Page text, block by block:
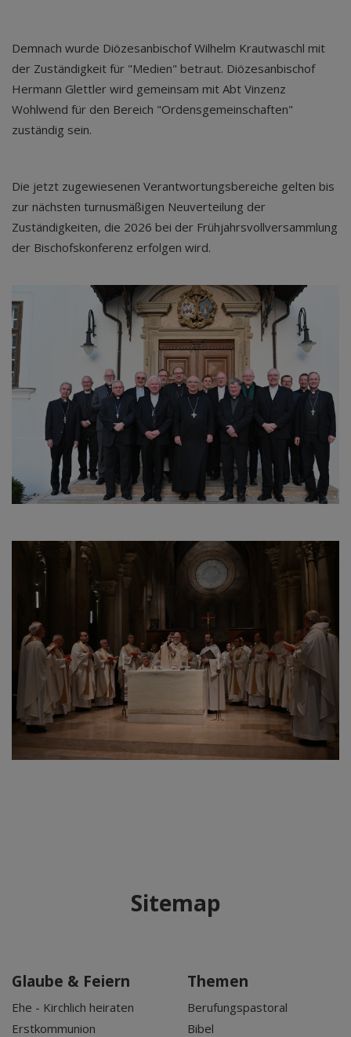
Demnach wurde Diözesanbischof Wilhelm Krautwaschl mit
der Zuständigkeit für "Medien" betraut. Diözesanbischof
Hermann Glettler wird gemeinsam mit Abt Vinzenz
Wohlwend für den Bereich "Ordensgemeinschaften"
zuständig sein.
Die jetzt zugewiesenen Verantwortungsbereiche gelten bis
zur nächsten turnusmäßigen Neuverteilung der
Zuständigkeiten, die 2026 bei der Frühjahrsvollversammlung
der Bischofskonferenz erfolgen wird.
Sitemap
Glaube & Feiern
Ehe - Kirchlich heiraten
Erstkommunion
Themen
Berufungspastoral
Bibel